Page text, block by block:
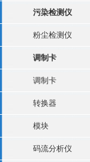
污染检测仪
粉尘检测仪
调制卡
调制卡
转换器
模块
码流分析仪